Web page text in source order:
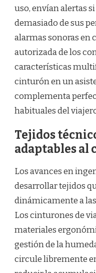
uso, envían alertas
demasiado de sus
alarmas sonoras en
autorizada de los
características
cinturón en un
complementa
habituales del
Tejidos
adaptables al
Los avances en
desarrollar tejidos
dinámicamente a
Los cinturones de
materiales
gestión de la
circule libremente